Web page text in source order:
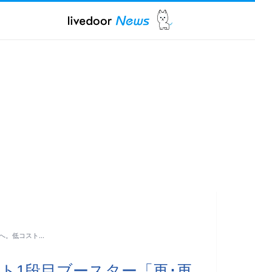
。低コスト…